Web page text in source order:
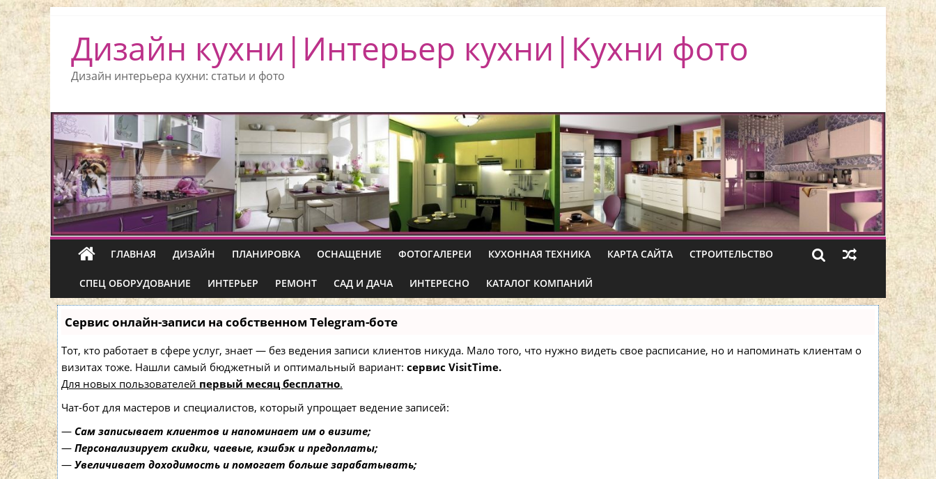
Дизайн кухни|Интерьер кухни|Кухни фото
Дизайн интерьера кухни: статьи и фото
ГЛАВНАЯ ДИЗАЙН ПЛАНИРОВКА ОСНАЩЕНИЕ ФОТОГАЛЕРЕИ КУХОННАЯ ТЕХНИКА КАРТА САЙТА СТРОИТЕЛЬСТВО
СПЕЦ ОБОРУДОВАНИЕ ИНТЕРЬЕР РЕМОНТ САД И ДАЧА ИНТЕРЕСНО КАТАЛОГ КОМПАНИЙ
Сервис онлайн-записи на собственном Telegram-боте
Тот, кто работает в сфере услуг, знает — без ведения записи клиентов никуда. Мало того, что нужно видеть свое расписание, но и напоминать клиентам о
визитах тоже. Нашли самый бюджетный и оптимальный вариант: сервис VisitTime.
Для новых пользователей первый месяц бесплатно.
Чат-бот для мастеров и специалистов, который упрощает ведение записей:
— Сам записывает клиентов и напоминает им о визите;
— Персонализирует скидки, чаевые, кэшбэк и предоплаты;
— Увеличивает доходимость и помогает больше зарабатывать;